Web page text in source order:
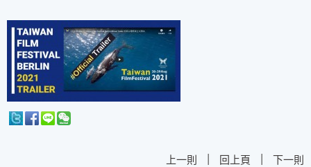
上一則 | 回上頁 | 下一則